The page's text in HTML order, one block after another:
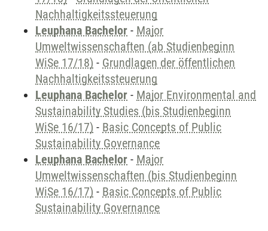
Nachhaltigkeitssteuerung
Leuphana Bachelor - Major
Umweltwissenschaften (ab Studienbeginn
WiSe 17/18) - Grundlagen der öffentlichen
Nachhaltigkeitssteuerung
Leuphana Bachelor - Major Environmental and
Sustainability Studies (bis Studienbeginn
WiSe 16/17) - Basic Concepts of Public
Sustainability Governance
Leuphana Bachelor - Major
Umweltwissenschaften (bis Studienbeginn
WiSe 16/17) - Basic Concepts of Public
Sustainability Governance